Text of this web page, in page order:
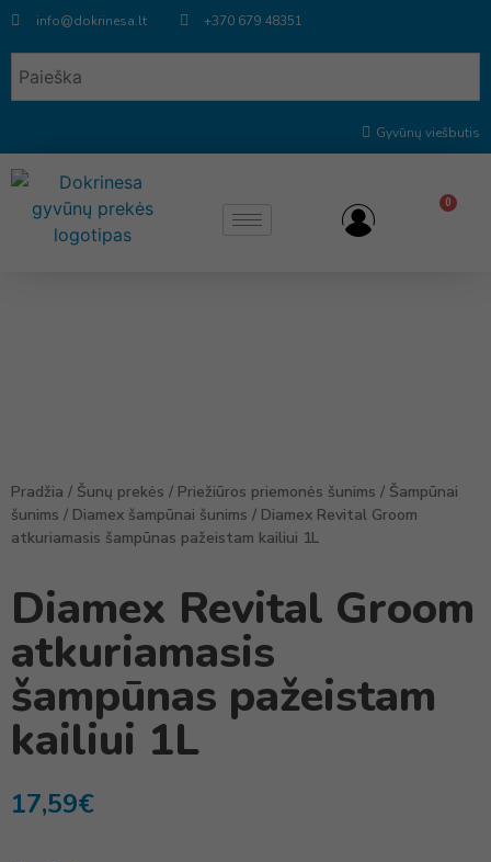
info@dokrinesa.lt +370 679 48351
Gyvūnų viešbutis
0
Pradžia / Šunų prekės / Priežiūros priemonės šunims / Šampūnai
šunims / Diamex šampūnai šunims / Diamex Revital Groom
atkuriamasis šampūnas pažeistam kailiui 1L
Diamex Revital Groom
atkuriamasis
šampūnas pažeistam
kailiui 1L
17,59€